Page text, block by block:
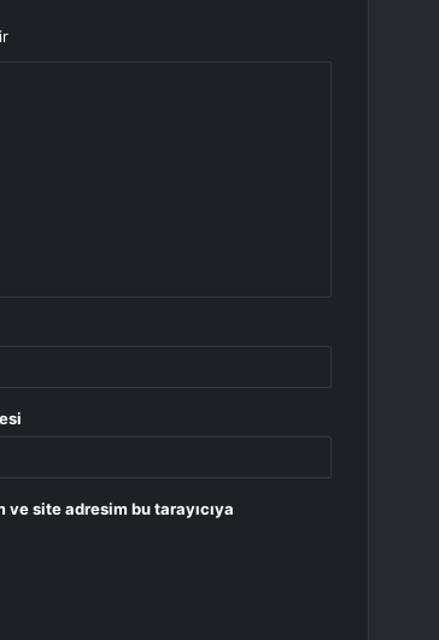
ve site adresim bu tarayıcıya